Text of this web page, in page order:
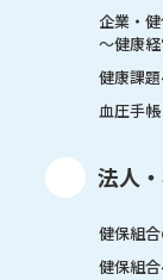
企業・
～健康
健康課
血圧手
法人
健保組
健保組